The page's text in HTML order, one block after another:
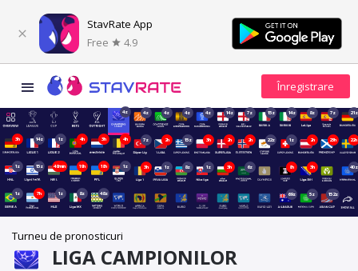
StavRate App
Free
4.9
4z 4z 4z 4z 4z 14z 7z 15z 14z 8z 7z 21z
3h 14z 1z 4h 3h 4h 7z 2h 15z 3h 2h 2h 22z 1z 2h 23h 22h
1z 15z 48min 19h 18h 1z 3h 1z 8z 1z 3h 6z 8h 3h 40z
1z 7h 1z 8z 48z 69z 5z 152z
Turneu de pronosticuri
LIGA CAMPIONILOR